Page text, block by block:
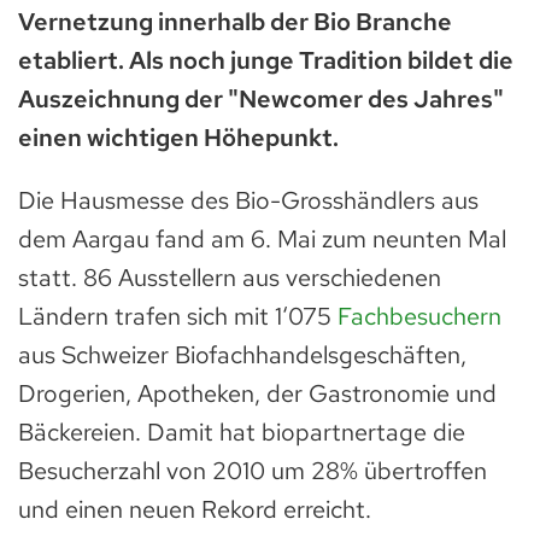
Vernetzung innerhalb der Bio Branche
etabliert. Als noch junge Tradition bildet die
Auszeichnung der "Newcomer des Jahres"
einen wichtigen Höhepunkt.
Die Hausmesse des Bio-Grosshändlers aus
dem Aargau fand am 6. Mai zum neunten Mal
statt. 86 Ausstellern aus verschiedenen
Ländern trafen sich mit 1‘075 Fachbesuchern
aus Schweizer Biofachhandelsgeschäften,
Drogerien, Apotheken, der Gastronomie und
Bäckereien. Damit hat biopartnertage die
Besucherzahl von 2010 um 28% übertroffen
und einen neuen Rekord erreicht.